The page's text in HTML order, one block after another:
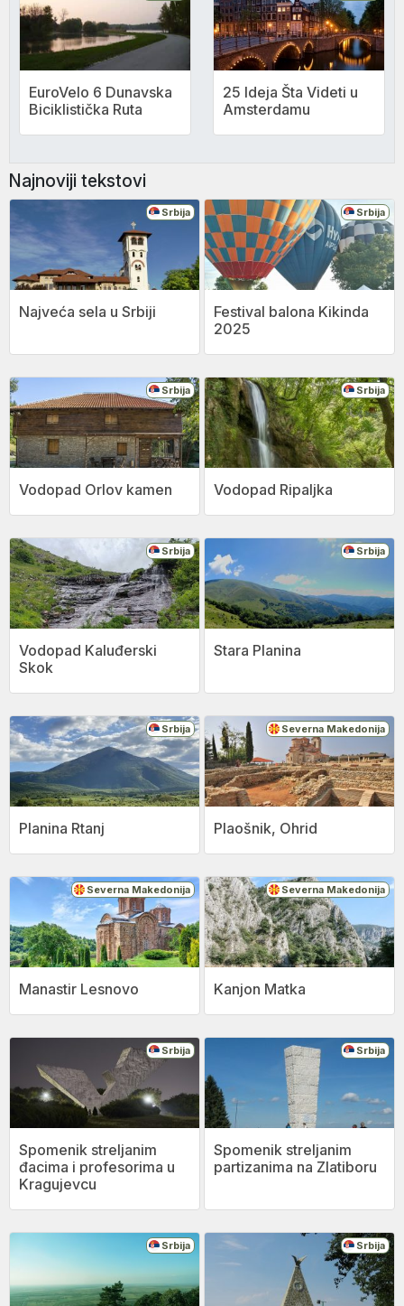
EuroVelo 6 Dunavska
Biciklistička Ruta
25 Ideja Šta Videti u
Amsterdamu
Najnoviji tekstovi
Srbija
Najveća sela u Srbiji
Srbija
Festival balona Kikinda
2025
Srbija
Vodopad Orlov kamen
Srbija
Vodopad Ripaljka
Srbija
Vodopad Kaluđerski
Skok
Srbija
Stara Planina
Srbija
Planina Rtanj
Severna Makedonija
Plaošnik, Ohrid
Severna Makedonija
Manastir Lesnovo
Severna Makedonija
Kanjon Matka
Srbija
Spomenik streljanim
đacima i profesorima u
Kragujevcu
Srbija
Spomenik streljanim
partizanima na Zlatiboru
Srbija Srbija